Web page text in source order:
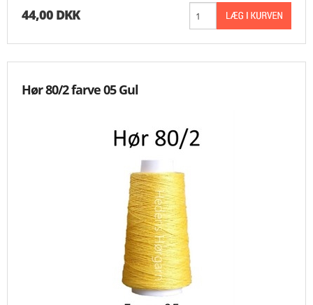
44,00 DKK
Hør 80/2 farve 05 Gul